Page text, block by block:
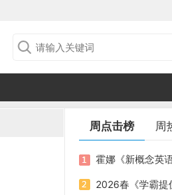
周点击榜 周